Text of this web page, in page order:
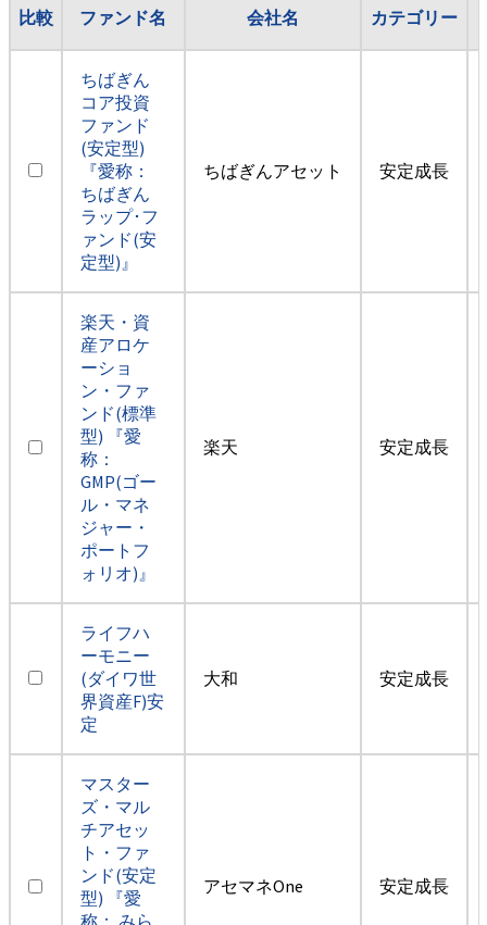
比較 ファンド名 会社名 カテゴリー
ちばぎん
コア投資
ファンド
(安定型)
『愛称：
ちばぎん
ラップ･フ
ァンド(安
定型)』
ちばぎんアセット 安定成長
楽天・資
産アロケ
ーショ
ン・ファ
ンド(標準
型) 『愛
称：
GMP(ゴー
ル・マネ
ジャー・
ポートフ
ォリオ)』
楽天 安定成長
ライフハ
ーモニー
(ダイワ世
界資産F)安
定
大和 安定成長
マスター
ズ・マル
チアセッ
ト・ファ
ンド(安定
型) 『愛
称： みら
アセマネOne 安定成長